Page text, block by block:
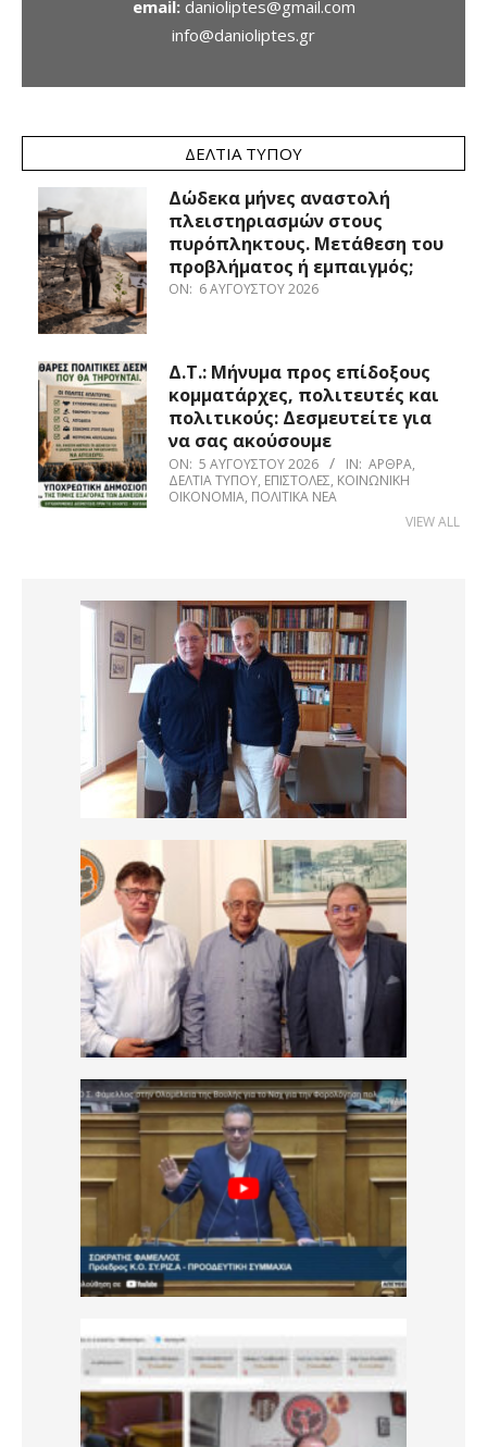
email: danioliptes@gmail.com
info@danioliptes.gr
ΔΕΛΤΊΑ ΤΎΠΟΥ
Δώδεκα μήνες αναστολή
πλειστηριασμών στους
πυρόπληκτους. Μετάθεση του
προβλήματος ή εμπαιγμός;
ON: 6 ΑΥΓΟΎΣΤΟΥ 2026
Δ.Τ.: Μήνυμα προς επίδοξους
κομματάρχες, πολιτευτές και
πολιτικούς: Δεσμευτείτε για
να σας ακούσουμε
ON: 5 ΑΥΓΟΎΣΤΟΥ 2026 IN: ΆΡΘΡΑ,
ΔΕΛΤΊΑ ΤΎΠΟΥ, ΕΠΙΣΤΟΛΈΣ, ΚΟΙΝΩΝΙΚΉ
ΟΙΚΟΝΟΜΊΑ, ΠΟΛΙΤΙΚΆ ΝΈΑ
VIEW ALL